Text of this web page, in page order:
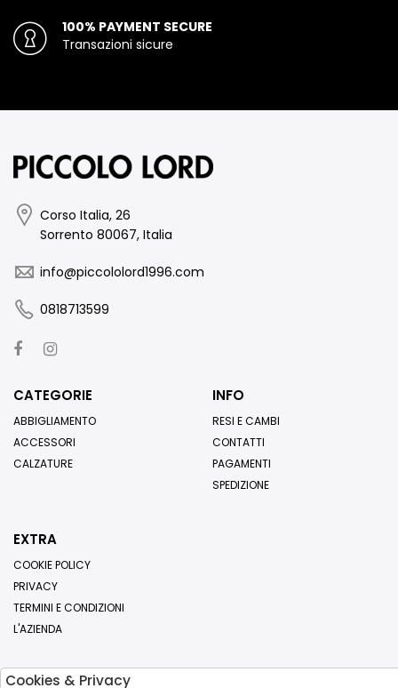
100% PAYMENT SECURE
Transazioni sicure
Corso Italia, 26
Sorrento 80067, Italia
info@piccololord1996.com
0818713599
CATEGORIE
ABBIGLIAMENTO
ACCESSORI
CALZATURE
INFO
RESI E CAMBI
CONTATTI
PAGAMENTI
SPEDIZIONE
EXTRA
COOKIE POLICY
PRIVACY
TERMINI E CONDIZIONI
L'AZIENDA
Cookies & Privacy